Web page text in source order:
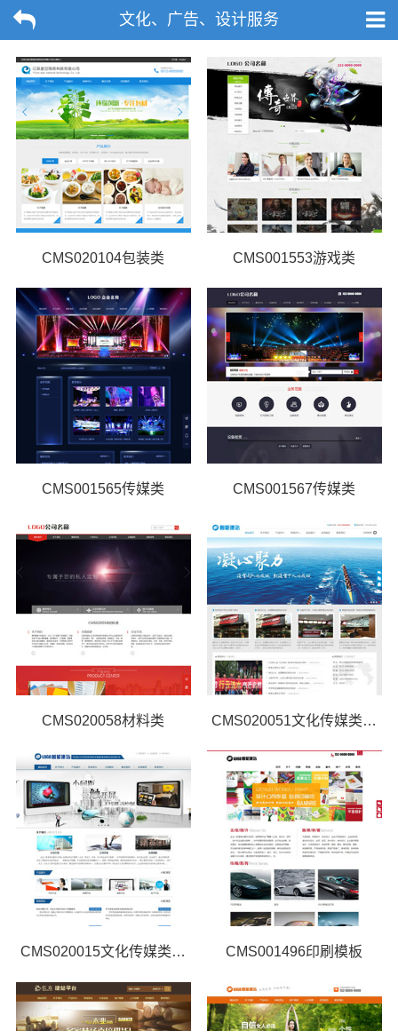
文化、广告、设计服务
CMS020104包装类 CMS001553游戏类
CMS001565传媒类 CMS001567传媒类
CMS020058材料类 CMS020051文化传媒类网站
CMS020015文化传媒类网站 CMS001496印刷模板